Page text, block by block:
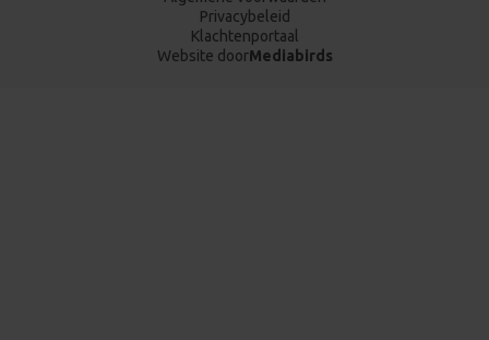
Privacybeleid
Klachtenportaal
Website doorMediabirds